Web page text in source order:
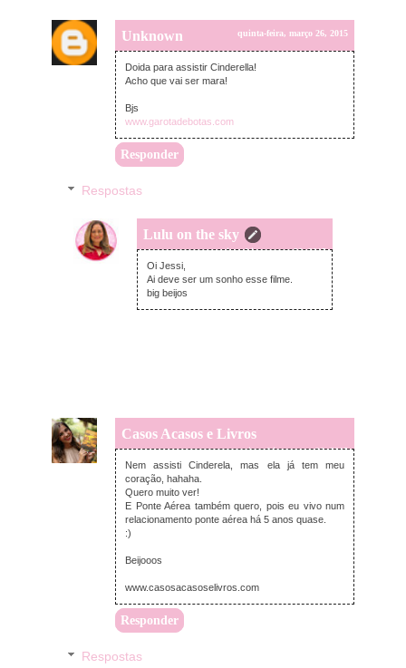
Unknown quinta-feira, março 26, 2015
Doida para assistir Cinderella!
Acho que vai ser mara!
Bjs
www.garotadebotas.com
Responder
Respostas
Lulu on the sky
quinta-feira, março 26, 2015
Oi Jessi,
Ai deve ser um sonho esse filme.
big beijos
Casos Acasos e Livros
quinta-feira, março 26, 2015
Nem assisti Cinderela, mas ela já tem meu
coração, hahaha.
Quero muito ver!
E Ponte Aérea também quero, pois eu vivo num
relacionamento ponte aérea há 5 anos quase.
:)
Beijooos
www.casosacasoselivros.com
Responder
Respostas